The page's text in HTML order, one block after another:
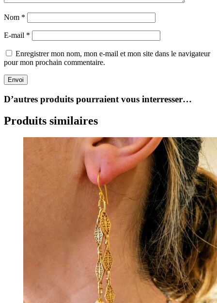
Nom *
E-mail *
Enregistrer mon nom, mon e-mail et mon site dans le navigateur
pour mon prochain commentaire.
Envoi
D’autres produits pourraient vous interresser…
Produits similaires